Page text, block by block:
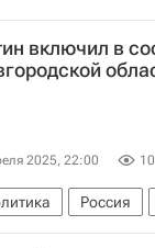
включил в
2025, 22:00
Россия
Путин